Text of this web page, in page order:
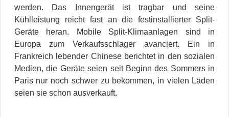
werden. Das Innengerät ist tragbar und seine
Kühlleistung reicht fast an die festinstallierter Split-
Geräte heran. Mobile Split-Klimaanlagen sind in
Europa zum Verkaufsschlager avanciert. Ein in
Frankreich lebender Chinese berichtet in den sozialen
Medien, die Geräte seien seit Beginn des Sommers in
Paris nur noch schwer zu bekommen, in vielen Läden
seien sie schon ausverkauft.